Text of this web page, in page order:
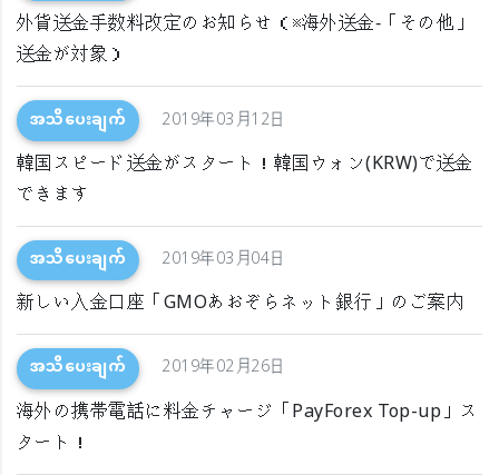
外貨送金手数料改定のお知らせ（※海外送金‐「その他」
送金が対象）
အသိပေးချက် 2019年03月12日
韓国スピード送金がスタート！韓国ウォン(KRW)で送金
できます
အသိပေးချက် 2019年03月04日
新しい入金口座「GMOあおぞらネット銀行」のご案内
အသိပေးချက် 2019年02月26日
海外の携帯電話に料金チャージ「PayForex Top-up」ス
タート！